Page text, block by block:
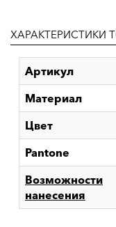
ХАРАКТЕРИСТИКИ
Артикул
Материал
Цвет
Pantone
Возможности
нанесения